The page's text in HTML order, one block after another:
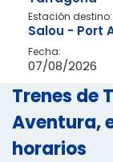
Estación destino:
Salou - Port
Fecha:
07/08/2026
Trenes de
Aventura,
horarios